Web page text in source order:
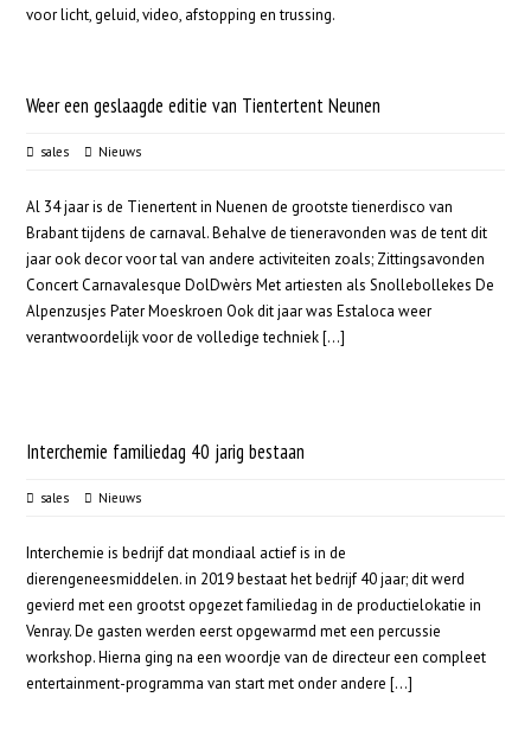
voor licht, geluid, video, afstopping en trussing.
Weer een geslaagde editie van Tientertent Neunen
sales Nieuws
Al 34 jaar is de Tienertent in Nuenen de grootste tienerdisco van
Brabant tijdens de carnaval. Behalve de tieneravonden was de tent dit
jaar ook decor voor tal van andere activiteiten zoals; Zittingsavonden
Concert Carnavalesque DolDwèrs Met artiesten als Snollebollekes De
Alpenzusjes Pater Moeskroen Ook dit jaar was Estaloca weer
verantwoordelijk voor de volledige techniek [...]
Interchemie familiedag 40 jarig bestaan
sales Nieuws
Interchemie is bedrijf dat mondiaal actief is in de
dierengeneesmiddelen. in 2019 bestaat het bedrijf 40 jaar; dit werd
gevierd met een grootst opgezet familiedag in de productielokatie in
Venray. De gasten werden eerst opgewarmd met een percussie
workshop. Hierna ging na een woordje van de directeur een compleet
entertainment-programma van start met onder andere [...]